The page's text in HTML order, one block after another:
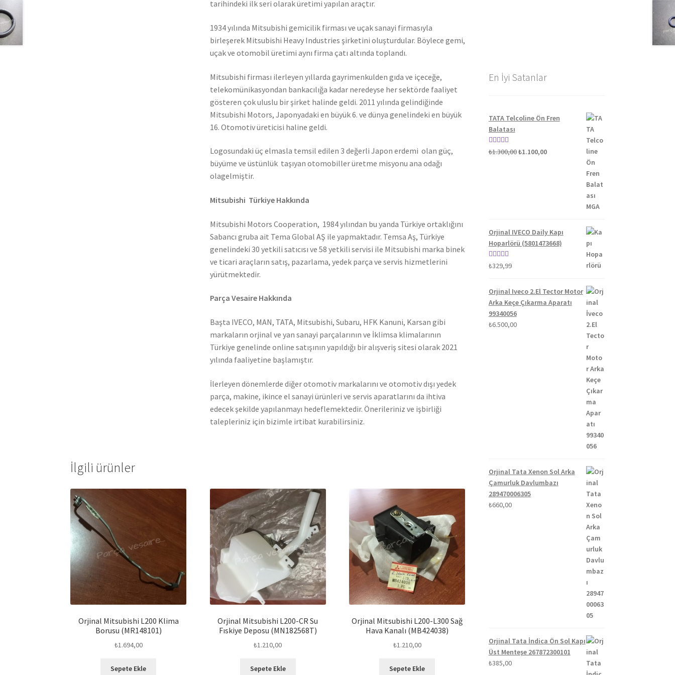
tarihindeki ilk seri olarak üretimi yapılan araçtır.
1934 yılında Mitsubishi gemicilik firması ve uçak sanayi firmasıyla
birleşerek Mitsubishi Heavy Industries şirketini oluşturdular. Böylece gemi,
uçak ve otomobil üretimi aynı firma çatı altında toplandı.
Mitsubishi firması ilerleyen yıllarda gayrimenkulden gıda ve içeceğe,
telekomünikasyondan bankacılığa kadar neredeyse her sektörde faaliyet
gösteren çok uluslu bir şirket halinde geldi. 2011 yılında gelindiğinde
Mitsubishi Motors, Japonyadaki en büyük 6. ve dünya genelindeki en büyük
16. Otomotiv üreticisi haline geldi.
Logosundaki üç elmasla temsil edilen 3 değerli Japon erdemi olan güç,
büyüme ve üstünlük taşıyan otomobiller üretme misyonu ana odağı
olagelmiştir.
Mitsubishi Türkiye Hakkında
Mitsubishi Motors Cooperation, 1984 yılından bu yanda Türkiye ortaklığını
Sabancı gruba ait Tema Global AŞ ile yapmaktadır. Temsa Aş, Türkiye
genelindeki 30 yetkili satıcısı ve 58 yetkili servisi ile Mitsubishi marka binek
ve ticari araçların satış, pazarlama, yedek parça ve servis hizmetlerini
yürütmektedir.
Parça Vesaire Hakkında
Başta IVECO, MAN, TATA, Mitsubishi, Subaru, HFK Kanuni, Karsan gibi
markaların orjinal ve yan sanayi parçalarının ve İklimsa klimalarının
Türkiye genelinde online satışının yapıldığı bir alışveriş sitesi olarak 2021
yılında faaliyetine başlamıştır.
İlerleyen dönemlerde diğer otomotiv markalarını ve otomotiv dışı yedek
parça, makine, ikince el sanayi ürünleri ve servis aparatlarını da ihtiva
edecek şekilde yapılanmayı hedeflemektedir. Önerileriniz ve işbirliği
talepleriniz için bizimle irtibat kurabilirsiniz.
İlgili ürünler
Orjinal Mitsubishi L200 Klima
Borusu (MR148101)
₺1.694,00
Sepete Ekle
Orjinal Mitsubishi L200-CR Su
Fıskiye Deposu (MN182568T)
₺1.210,00
Sepete Ekle
Orjinal Mitsubishi L200-L300 Sağ
Hava Kanalı (MB424038)
₺1.210,00
Sepete Ekle
En İyi Satanlar
TATA Telcoline Ön Fren
Balatası
5 üzerinden
₺1.300,00Orijinal
₺1.100,00Şu
Orjinal IVECO Daily Kapı
Hoparlörü (5801473668)
5 üzerinden
₺329,99
Orjinal Iveco 2.El Tector Motor
Arka Keçe Çıkarma Aparatı
99340056
₺6.500,00
Orjinal Tata Xenon Sol Arka
Çamurluk Davlumbazı
289470006305
₺660,00
Orjinal Tata İndica Ön Sol Kapı
Üst Menteşe 267872300101
₺385,00